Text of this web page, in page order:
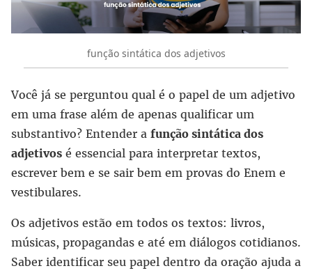
função sintática dos adjetivos
Você já se perguntou qual é o papel de um adjetivo
em uma frase além de apenas qualificar um
substantivo? Entender a função sintática dos
adjetivos é essencial para interpretar textos,
escrever bem e se sair bem em provas do Enem e
vestibulares.
Os adjetivos estão em todos os textos: livros,
músicas, propagandas e até em diálogos cotidianos.
Saber identificar seu papel dentro da oração ajuda a